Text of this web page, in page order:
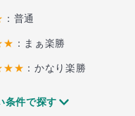
：普通
：まぁ楽勝
：かなり楽勝
条件で探す